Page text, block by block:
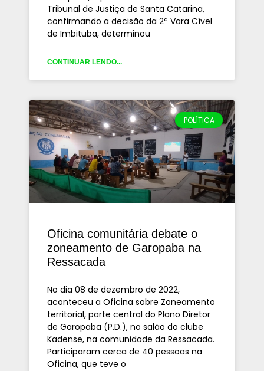
Tribunal de Justiça de Santa Catarina,
confirmando a decisão da 2ª Vara Cível
de Imbituba, determinou
CONTINUAR LENDO...
POLÍTICA
Oficina comunitária debate o
zoneamento de Garopaba na
Ressacada
No dia 08 de dezembro de 2022,
aconteceu a Oficina sobre Zoneamento
territorial, parte central do Plano Diretor
de Garopaba (P.D.), no salão do clube
Kadense, na comunidade da Ressacada.
Participaram cerca de 40 pessoas na
Oficina, que teve o